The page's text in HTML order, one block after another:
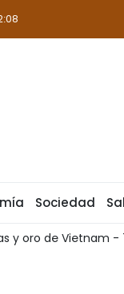
Sociedad
y oro de Vietnam